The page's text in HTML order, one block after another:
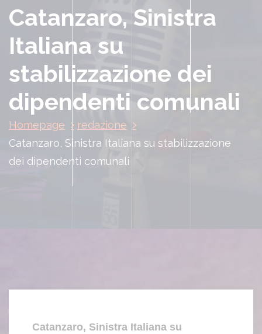
Catanzaro, Sinistra
Italiana su
stabilizzazione dei
dipendenti comunali
Homepage
redazione
Catanzaro, Sinistra Italiana su stabilizzazione
dei dipendenti comunali
Catanzaro, Sinistra Italiana su